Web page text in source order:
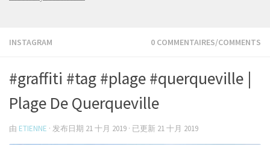
INSTAGRAM 0 COMMENTAIRES/COMMENTS
#graffiti #tag #plage #querqueville |
Plage De Querqueville
由 ETIENNE · 发布日期 21 十月 2019 · 已更新 21 十月 2019